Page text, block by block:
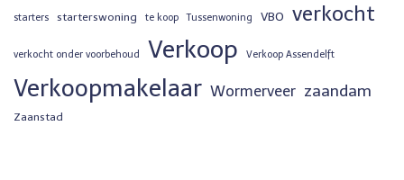
starters starterswoning te koop Tussenwoning VBO verkocht
verkocht onder voorbehoud Verkoop Verkoop Assendelft
Verkoopmakelaar Wormerveer zaandam
Zaanstad